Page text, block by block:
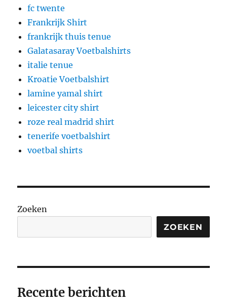
fc twente
Frankrijk Shirt
frankrijk thuis tenue
Galatasaray Voetbalshirts
italie tenue
Kroatie Voetbalshirt
lamine yamal shirt
leicester city shirt
roze real madrid shirt
tenerife voetbalshirt
voetbal shirts
Zoeken
ZOEKEN
Recente berichten